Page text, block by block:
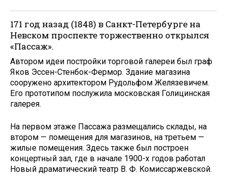
171 год назад (1848) в Санкт-Петербурге на
Невском проспекте торжественно открылся
«Пассаж».
Автором идеи постройки торговой галереи был граф
Яков Эссен-Стенбок-Фермор. Здание магазина
сооружено архитектором Рудольфом Желязевичем.
Его прототипом послужила московская Голицинская
галерея.
На первом этаже Пассажа размещались склады, на
втором — помещения для магазинов, на третьем —
жилые помещения. Здесь также был построен
концертный зал, где в начале 1900-х годов работал
Новый драматический театр В. Ф. Комиссаржевской.